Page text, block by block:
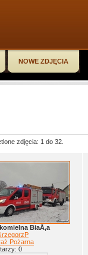
NOWE ZDJĘCIA
zdjęcia: 1 do 32.
BiaÅ‚a
Pożarna
0